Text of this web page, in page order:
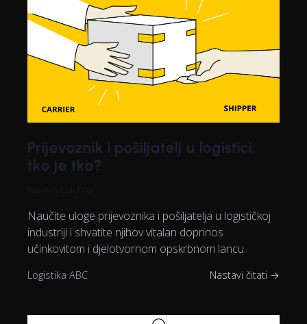
Prijevoznik i pošiljatelj u logistici:
tko je tko?
Rasmus Leichter
Naučite uloge prijevoznika i pošiljatelja u logističkoj
industriji i shvatite njihov vitalan doprinos
učinkovitom i djelotvornom opskrbnom lancu.
Logistika ABC Nastavi čitati →